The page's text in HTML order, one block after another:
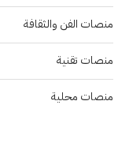
منصات الفن والثقافة
منصات تقنية
منصات محلية